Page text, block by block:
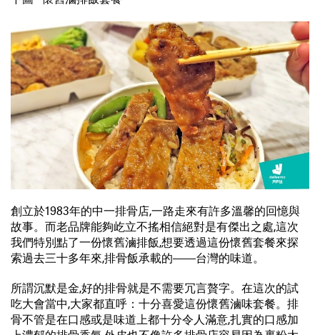
創立於1983年的中一排骨店,一路走來有許多溫馨的回憶與
故事。而老品牌能夠屹立不搖相信絕對是有傑出之處,這次
我們特別點了一份懷舊滷排飯,想要透過這份懷舊套餐來探
索過去三十多年來,排骨飯承載的——台灣的味道。
所謂沉默是金,好的排骨就是不需要冗言贅字。在這次的試
吃大會當中,大家都直呼：十分喜愛這份懷舊滷味套餐。排
骨不管是在口感或是味道上都十分令人滿意,扎實的口感加